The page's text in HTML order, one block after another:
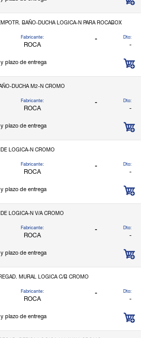
BAÑO-DUCHA LOGICA-N PARA ROCABOX
Fabricante:
ROCA
- Dto:
-
plazo de entrega
DUCHA M2-N CROMO
Fabricante:
ROCA
- Dto:
-
plazo de entrega
LOGICA-N CROMO
Fabricante:
ROCA
- Dto:
-
plazo de entrega
LOGICA-N V/A CROMO
Fabricante:
ROCA
- Dto:
-
plazo de entrega
MURAL LOGICA C/B CROMO
Fabricante:
ROCA
- Dto:
-
plazo de entrega